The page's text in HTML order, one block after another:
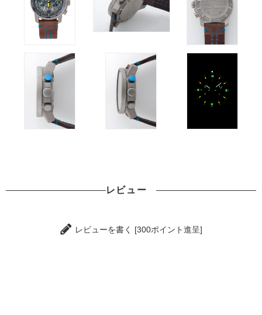
レビュー
レビューを書く [300ポイント進呈]